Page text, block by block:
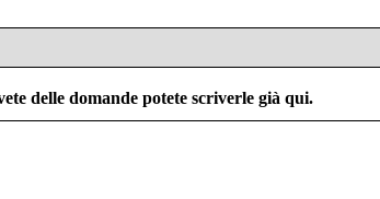
delle domande potete scriverle già qui.